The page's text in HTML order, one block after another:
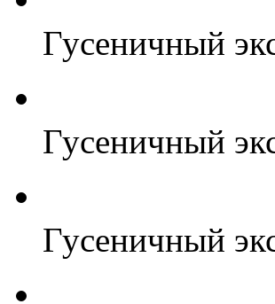
Гусеничный
Гусеничный
Гусеничный